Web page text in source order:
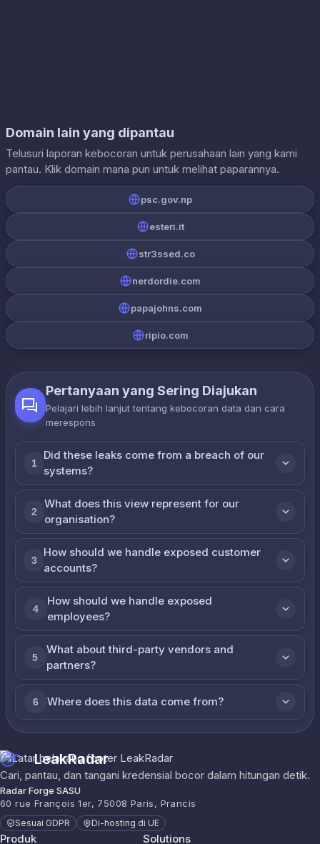
Domain lain yang dipantau
Telusuri laporan kebocoran untuk perusahaan lain yang kami
pantau. Klik domain mana pun untuk melihat paparannya.
psc.gov.np
esteri.it
str3ssed.co
nerdordie.com
papajohns.com
ripio.com
Pertanyaan yang Sering Diajukan
Pelajari lebih lanjut tentang kebocoran data dan cara
merespons
1
Did these leaks come from a breach of our
systems?
2
What does this view represent for our
organisation?
3
How should we handle exposed customer
accounts?
4
How should we handle exposed
employees?
5
What about third-party vendors and
partners?
6 Where does this data come from?
LeakRadar
Cari, pantau, dan tangani kredensial bocor dalam hitungan detik.
Radar Forge SASU
60 rue François 1er, 75008 Paris, Prancis
Sesuai GDPR Di-hosting di UE
Produk Solutions